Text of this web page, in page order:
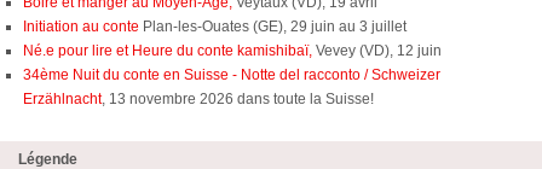
Initiation au conte Plan-les-Ouates (GE), 29 juin au 3 juillet
Né.e pour lire et Heure du conte kamishibaï, Vevey (VD), 12 juin
34ème Nuit du conte en Suisse - Notte del racconto / Schweizer
Erzählnacht, 13 novembre 2026 dans toute la Suisse!
Légende